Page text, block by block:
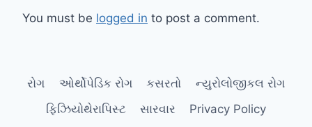
You must be logged in to post a comment.
રોગ ઓર્થોપેડિક રોગ કસરતો
ન્યુરોલોજીકલ રોગ
ફિઝિયોથેરાપિસ્ટ
સારવાર
Privacy Policy